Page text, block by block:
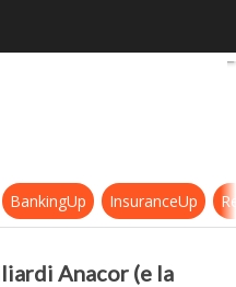
per 5,2 miliardi
BankingUp InsuranceUp
Anacor (e la